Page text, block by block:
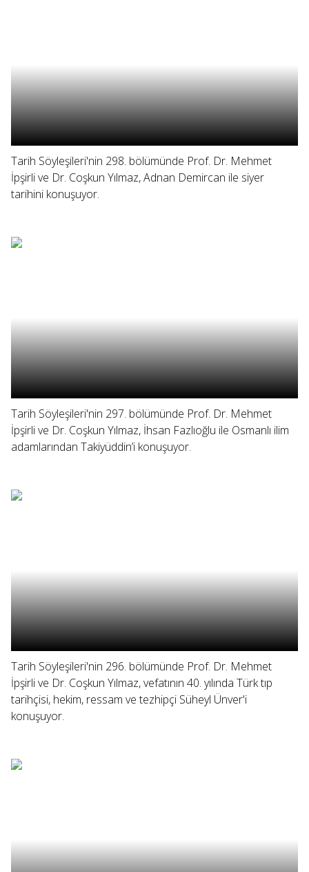
Tarih Söyleşileri'nin 298. bölümünde Prof. Dr. Mehmet
İpşirli ve Dr. Coşkun Yılmaz, Adnan Demircan ile siyer
tarihini konuşuyor.
Tarih Söyleşileri'nin 297. bölümünde Prof. Dr. Mehmet
İpşirli ve Dr. Coşkun Yılmaz, İhsan Fazlıoğlu ile Osmanlı ilim
adamlarından Takiyüddin’i konuşuyor.
Tarih Söyleşileri'nin 296. bölümünde Prof. Dr. Mehmet
İpşirli ve Dr. Coşkun Yılmaz, vefatının 40. yılında Türk tıp
tarihçisi, hekim, ressam ve tezhipçi Süheyl Ünver'i
konuşuyor.